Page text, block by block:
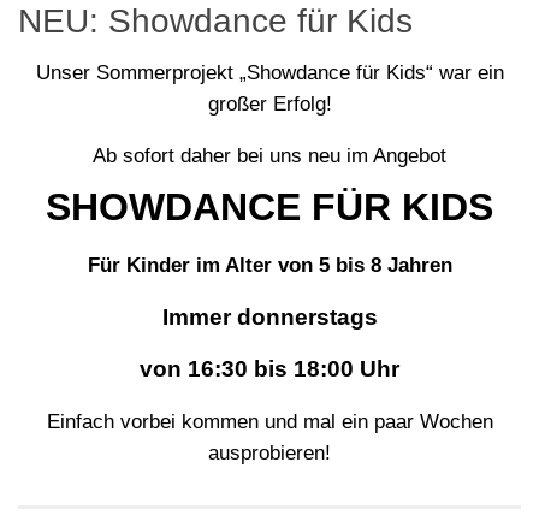
NEU: Showdance für Kids
Unser Sommerprojekt „Showdance für Kids“ war ein
großer Erfolg!
Ab sofort daher bei uns neu im Angebot
SHOWDANCE FÜR KIDS
Für Kinder im Alter von 5 bis 8 Jahren
Immer donnerstags
von 16:30 bis 18:00 Uhr
Einfach vorbei kommen und mal ein paar Wochen
ausprobieren!